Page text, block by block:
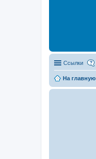
Ссылки
На главную